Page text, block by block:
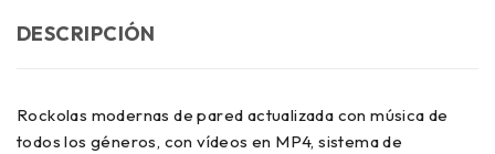
DESCRIPCIÓN
Rockolas modernas de pared actualizada con música de
todos los géneros, con vídeos en MP4, sistema de